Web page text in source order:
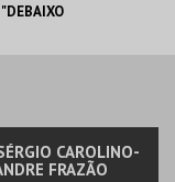
INFO
CAROLINO-
FRAZÃO